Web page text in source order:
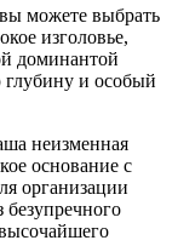
можете выбрать
изголовье,
доминантой
глубину и особый
неизменная
основание с
организации